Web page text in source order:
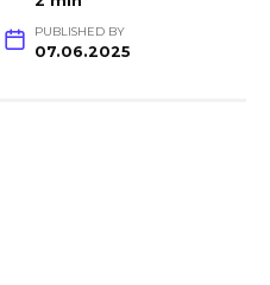
PUBLISHED BY
07.06.2025